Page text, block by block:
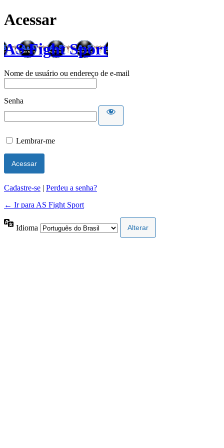
Acessar
AS Fight Sport
Nome de usuário ou endereço de e-mail
Senha
Lembrar-me
Cadastre-se | Perdeu a senha?
← Ir para AS Fight Sport
Idioma